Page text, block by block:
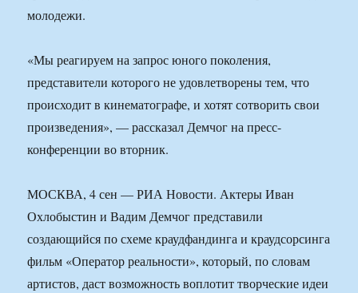
молодежи.
«Мы реагируем на запрос юного поколения,
представители которого не удовлетворены тем, что
происходит в кинематографе, и хотят сотворить свои
произведения», — рассказал Демчог на пресс-
конференции во вторник.
МОСКВА, 4 сен — РИА Новости. Актеры Иван
Охлобыстин и Вадим Демчог представили
создающийся по схеме краудфандинга и краудсорсинга
фильм «Оператор реальности», который, по словам
артистов, даст возможность воплотит творческие идеи